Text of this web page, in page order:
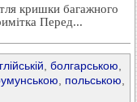
кришки багажного
Перед...
болгарською
польською